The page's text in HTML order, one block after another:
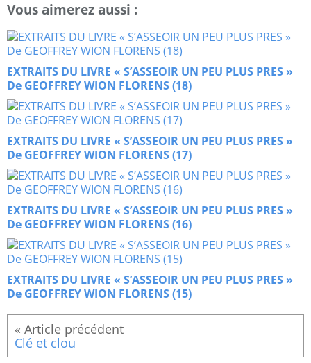
Vous aimerez aussi :
EXTRAITS DU LIVRE « S’ASSEOIR UN PEU PLUS PRES »
De GEOFFREY WION FLORENS (18)
EXTRAITS DU LIVRE « S’ASSEOIR UN PEU PLUS PRES »
De GEOFFREY WION FLORENS (17)
EXTRAITS DU LIVRE « S’ASSEOIR UN PEU PLUS PRES »
De GEOFFREY WION FLORENS (16)
EXTRAITS DU LIVRE « S’ASSEOIR UN PEU PLUS PRES »
De GEOFFREY WION FLORENS (15)
Clé et clou